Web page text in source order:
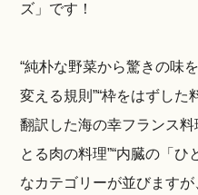
ズ」です！
“純朴な野菜から驚きの味
変える規則”“枠をはずした
翻訳した海の幸フランス料
とる肉の料理”“内臓の「ひ
なカテゴリーが並びます